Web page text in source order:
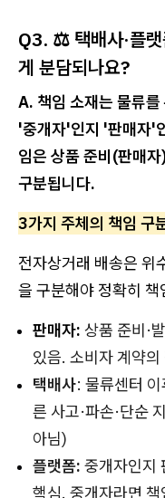
Q3. ⚖️ 택배사·플랫
게 분담되나요?
A. 책임 소재는 물류
'중개자'인지 '판매자'
임은 상품 준비(판매
구분됩니다.
3가지 주체의 책임 구
전자상거래 배송은 위
을 구분해야 정확히
판매자: 상품 준비·
있음. 소비자 계약
택배사: 물류센터
른 사고·파손·단순
아님)
플랫폼: 중개자인지
핵심. 중개자라면